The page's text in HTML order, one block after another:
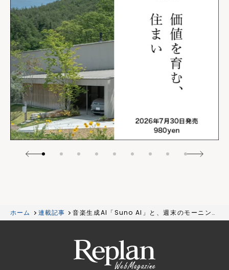
ホーム 連載記事
音楽生成AI「Suno AI」と、週末のモーニング
ルーティン